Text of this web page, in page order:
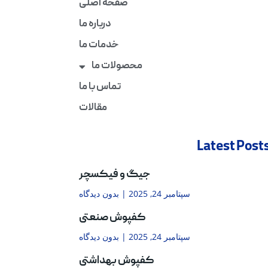
صفحه اصلی
درباره ما
خدمات ما
محصولات ما
تماس با ما
مقالات
Latest
جیگ و فیکسچر
سپتامبر 24, 2025 بدون دیدگاه
کفپوش صنعتی
سپتامبر 24, 2025 بدون دیدگاه
کفپوش بهداشتی